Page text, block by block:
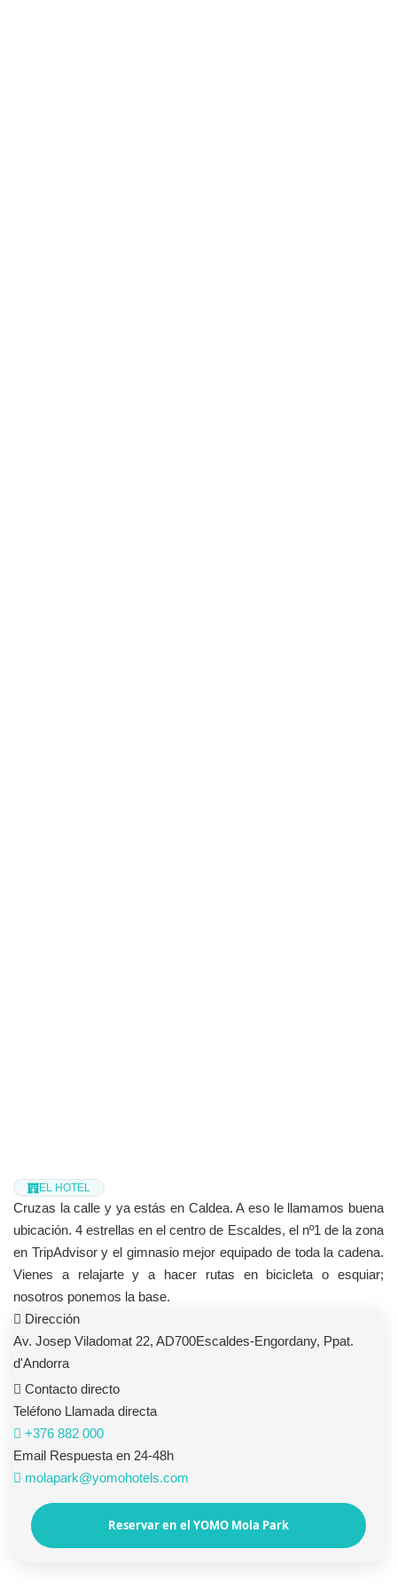
EL HOTEL
Cruzas la calle y ya estás en Caldea. A eso le llamamos buena
ubicación. 4 estrellas en el centro de Escaldes, el nº1 de la zona
en TripAdvisor y el gimnasio mejor equipado de toda la cadena.
Vienes a relajarte y a hacer rutas en bicicleta o esquiar;
nosotros ponemos la base.
Dirección
Av. Josep Viladomat 22, AD700Escaldes-Engordany, Ppat.
d'Andorra
Contacto directo
Teléfono Llamada directa
+376 882 000
Email Respuesta en 24-48h
molapark@yomohotels.com
Reservar en el YOMO Mola Park